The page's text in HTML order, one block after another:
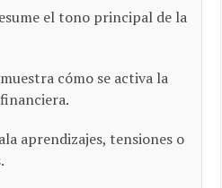
el tono principal de la
cómo se activa la
aprendizajes, tensiones o